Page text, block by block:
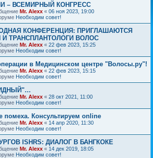
– ВСЕМИРНЫЙ КОНГРЕСС
Mr. Alexx « 06 ноя 2023, 19:00
Необходим совет!
КОНФЕРЕНЦИЯ: ПРИГЛАШАЮТСЯ
И ТРАНСПЛАНТОЛОГИ ВОЛОС
Mr. Alexx « 22 фев 2023, 15:25
Необходим совет!
в Медицинском центре "Волосы.ру"!
Mr. Alexx « 22 фев 2023, 15:15
Необходим совет!
Mr. Alexx « 28 окт 2021, 11:00
Необходим совет!
помеха. Консультируем online
Mr. Alexx « 14 апр 2020, 11:30
Необходим совет!
ISHRS: ДИАЛОГ В БАНГКОКЕ
Mr. Alexx « 14 дек 2019, 18:05
Необходим совет!